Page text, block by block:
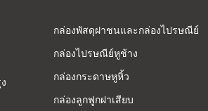
กล่องพัสดุฝาชนและกล่องไปรษณีย์
กล่องไปรษณีย์หูช้าง
กล่องกระดาษหูหิ้ว
กล่องลูกฟูกฝาเสียบ